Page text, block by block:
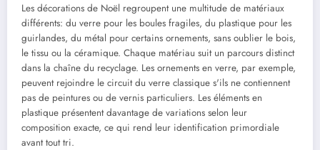
Les décorations de Noël regroupent une multitude de matériaux
différents: du verre pour les boules fragiles, du plastique pour les
guirlandes, du métal pour certains ornements, sans oublier le bois,
le tissu ou la céramique. Chaque matériau suit un parcours distinct
dans la chaîne du recyclage. Les ornements en verre, par exemple,
peuvent rejoindre le circuit du verre classique s'ils ne contiennent
pas de peintures ou de vernis particuliers. Les éléments en
plastique présentent davantage de variations selon leur
composition exacte, ce qui rend leur identification primordiale
avant tout tri.